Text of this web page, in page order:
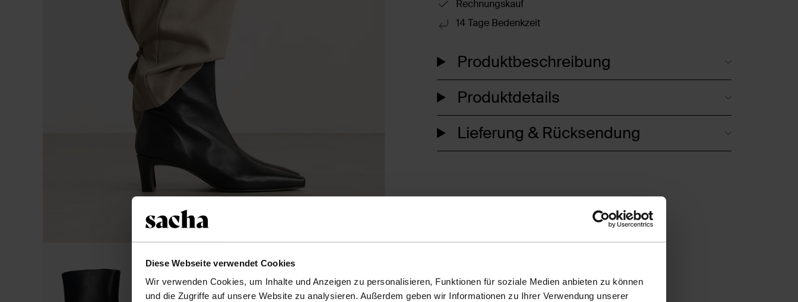
Diese Webseite verwendet Cookies
Wir verwenden Cookies, um Inhalte und Anzeigen zu personalisieren, Funktionen für soziale Medien anbieten zu können
und die Zugriffe auf unsere Website zu analysieren. Außerdem geben wir Informationen zu Ihrer Verwendung unserer
Rechnungskauf
14 Tage Bedenkzeit
Produktbeschreibung
Produktdetails
Lieferung & Rücksendung